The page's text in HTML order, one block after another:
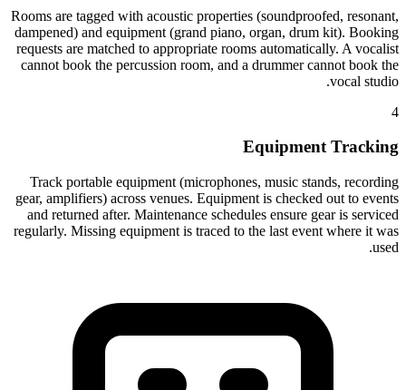
Rooms are tagged with acoustic properties (soundproofed, resonant,
dampened) and equipment (grand piano, organ, drum kit). Booking
requests are matched to appropriate rooms automatically. A vocalist
cannot book the percussion room, and a drummer cannot book the
vocal studio.
4
Equipment Tracking
Track portable equipment (microphones, music stands, recording
gear, amplifiers) across venues. Equipment is checked out to events
and returned after. Maintenance schedules ensure gear is serviced
regularly. Missing equipment is traced to the last event where it was
used.